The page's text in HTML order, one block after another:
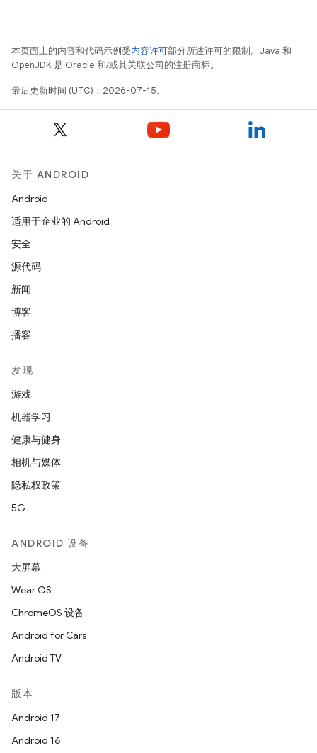
本页面上的内容和代码示例受内容许可部分所述许可的限制。Java 和
OpenJDK 是 Oracle 和/或其关联公司的注册商标。
最后更新时间 (UTC)：2026-07-15。
关于 ANDROID
Android
适用于企业的 Android
安全
源代码
新闻
博客
播客
发现
游戏
机器学习
健康与健身
相机与媒体
隐私权政策
5G
ANDROID 设备
大屏幕
Wear OS
ChromeOS 设备
Android for Cars
Android TV
版本
Android 17
Android 16